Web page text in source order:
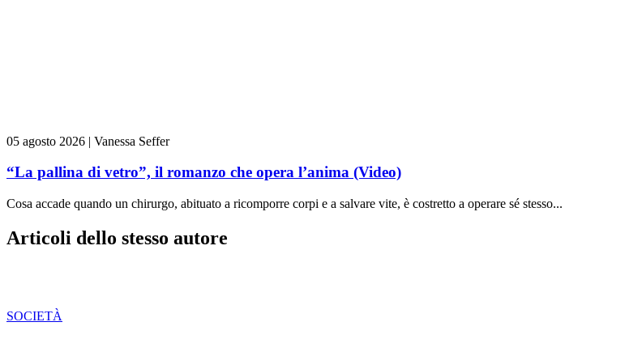
05 agosto 2026 | Vanessa Seffer
“La pallina di vetro”, il romanzo che opera l’anima (Video)
Cosa accade quando un chirurgo, abituato a ricomporre corpi e a salvare vite, è costretto a operare sé stesso...
Articoli dello stesso autore
SOCIETÀ